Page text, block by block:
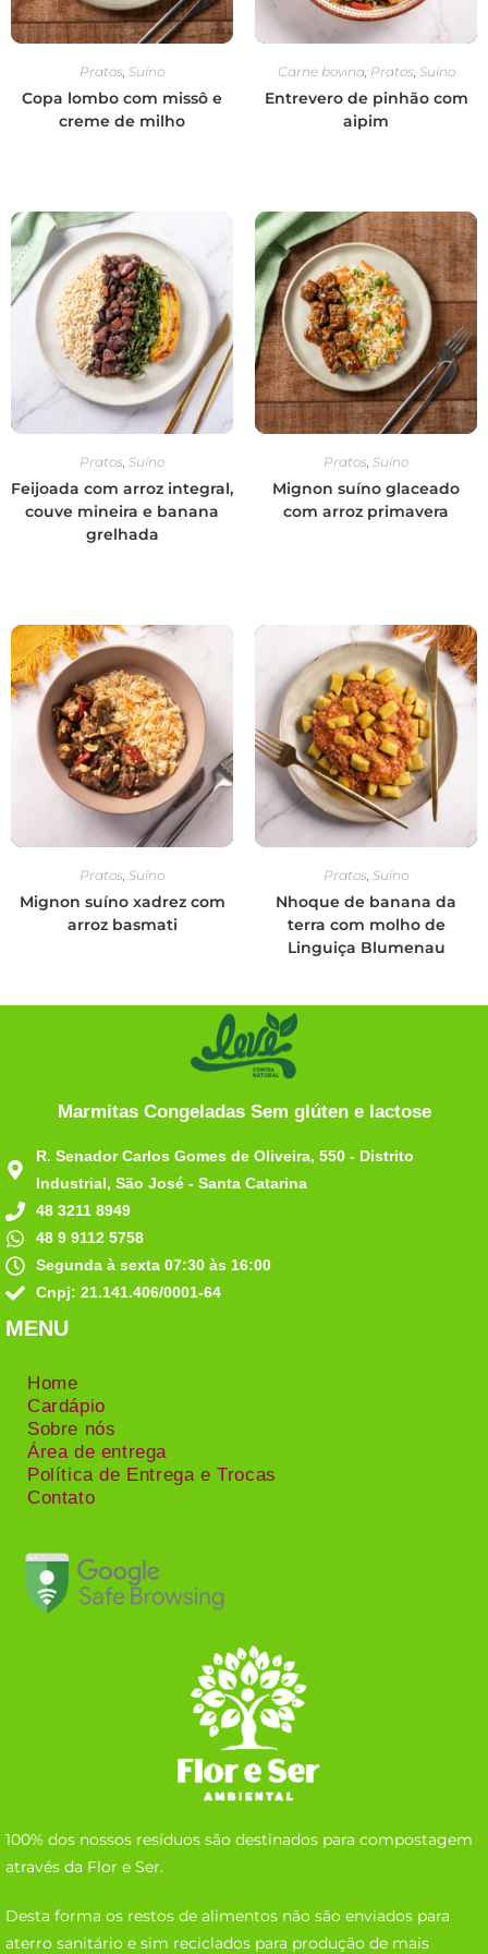
Pratos Suíno
Copa lombo com missô e
creme de milho
Carne bovina, Pratos Suíno
Entrevero de pinhão com
aipim
Pratos Suíno
Feijoada com arroz integral,
couve mineira e banana
grelhada
Pratos Suíno
Mignon suíno glaceado
com arroz primavera
Pratos Suíno
Mignon suíno xadrez com
arroz basmati
Pratos Suíno
Nhoque de banana da
terra com molho de
Linguiça Blumenau
Marmitas Congeladas Sem glúten e lactose
R. Senador Carlos Gomes de Oliveira, 550 - Distrito
Industrial, São José - Santa Catarina
48 3211 8949
48 9 9112 5758
Segunda à sexta 07:30 às 16:00
Cnpj: 21.141.406/0001-64
MENU
Home
Cardápio
Sobre nós
Área de entrega
Política de Entrega e Trocas
Contato
100% dos nossos resíduos são destinados para compostagem
através da Flor e Ser.
Desta forma os restos de alimentos não são enviados para
aterro sanitário e sim reciclados para produção de mais